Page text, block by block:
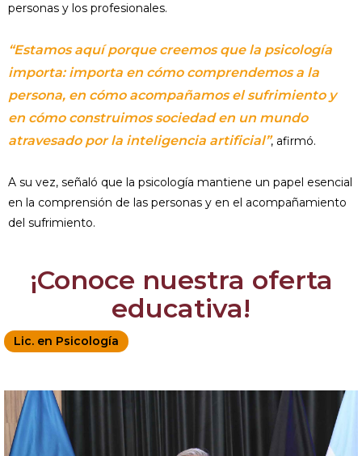
personas y los profesionales.
“Estamos aquí porque creemos que la psicología
importa: importa en cómo comprendemos a la
persona, en cómo acompañamos el sufrimiento y
en cómo construimos sociedad en un mundo
atravesado por la inteligencia artificial”, afirmó.
A su vez, señaló que la psicología mantiene un papel esencial
en la comprensión de las personas y en el acompañamiento
del sufrimiento.
¡Conoce nuestra oferta
educativa!
Lic. en Psicología